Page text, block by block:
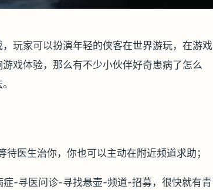
玩家可以扮演年轻的侠客在世界游玩，在游戏
戏体验，那么有不少小伙伴好奇患病了怎么
医生治你，你也可以主动在附近频道求助；
-寻医问诊-寻找悬壶-频道-招募，很快就有青